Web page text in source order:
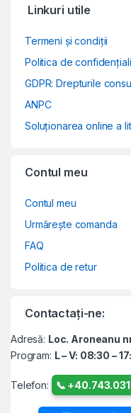
Linkuri utile
Termeni și condiții
Politica de
GDPR: Drepturile
ANPC
Soluționarea online a
Contul meu
Contul meu
Urmărește comanda
FAQ
Politica de retur
Contactați-ne:
Adresă: Loc. Aroneanu
Program: L – V: 08:30 –
Telefon: 📞